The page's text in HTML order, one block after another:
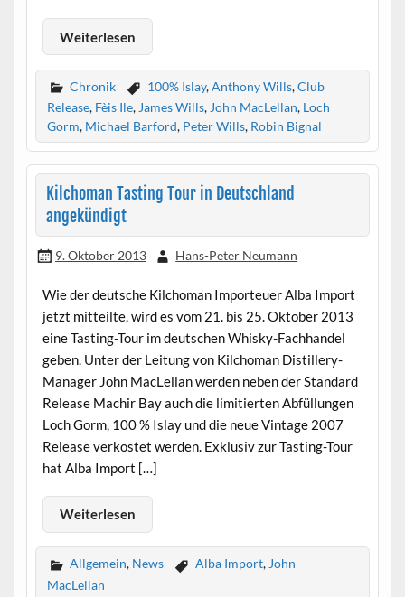
Weiterlesen
Chronik 100% Islay,Anthony Wills,Club
Release, Fèis Ile, James Wills, John MacLellan, Loch
Gorm, Michael Barford, Peter Wills, Robin Bignal
Kilchoman Tasting Tour in Deutschland
angekündigt
9. Oktober 2013 Hans-Peter Neumann
Wie der deutsche Kilchoman Importeuer Alba Import
jetzt mitteilte, wird es vom 21. bis 25. Oktober 2013
eine Tasting-Tour im deutschen Whisky-Fachhandel
geben. Unter der Leitung von Kilchoman Distillery-
Manager John MacLellan werden neben der Standard
Release Machir Bay auch die limitierten Abfüllungen
Loch Gorm, 100 % Islay und die neue Vintage 2007
Release verkostet werden. Exklusiv zur Tasting-Tour
hat Alba Import […]
Weiterlesen
Allgemein, News Alba Import,John
MacLellan